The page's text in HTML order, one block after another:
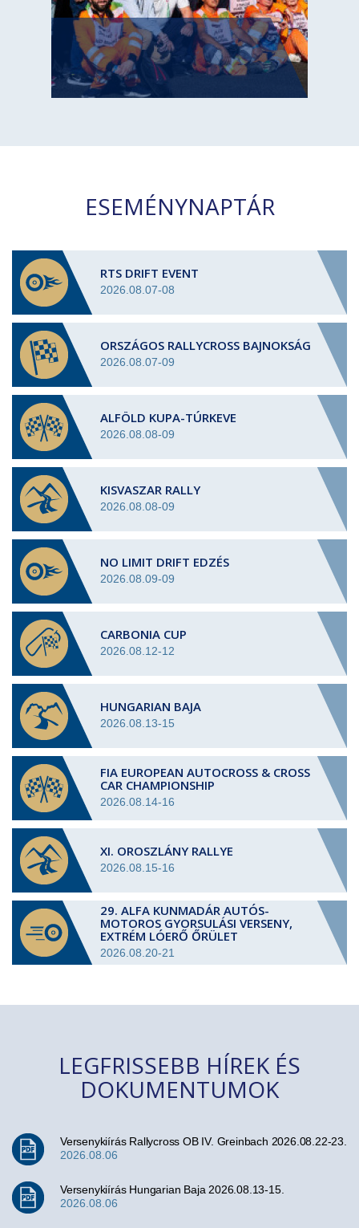
ESEMÉNYNAPTÁR
RTS DRIFT EVENT
2026.08.07-08
ORSZÁGOS RALLYCROSS BAJNOKSÁG
2026.08.07-09
ALFÖLD KUPA-TÚRKEVE
2026.08.08-09
KISVASZAR RALLY
2026.08.08-09
NO LIMIT DRIFT EDZÉS
2026.08.09-09
CARBONIA CUP
2026.08.12-12
HUNGARIAN BAJA
2026.08.13-15
FIA EUROPEAN AUTOCROSS & CROSS
CAR CHAMPIONSHIP
2026.08.14-16
XI. OROSZLÁNY RALLYE
2026.08.15-16
29. ALFA KUNMADÁR AUTÓS-
MOTOROS GYORSULÁSI VERSENY,
EXTRÉM LÓERŐ ŐRÜLET
2026.08.20-21
LEGFRISSEBB HÍREK ÉS
DOKUMENTUMOK
Versenykiírás Rallycross OB IV. Greinbach 2026.08.22-23.
2026.08.06
Versenykiírás Hungarian Baja 2026.08.13-15.
2026.08.06